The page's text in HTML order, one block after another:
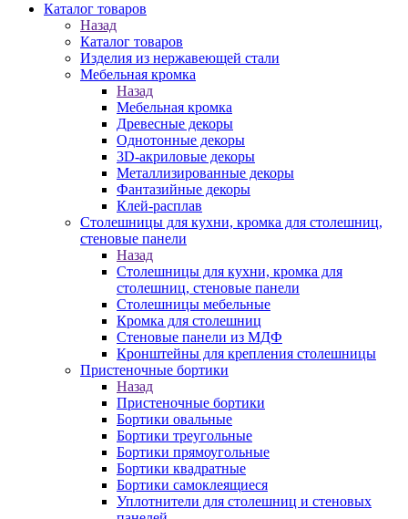
Каталог товаров
Назад
Каталог товаров
Изделия из нержавеющей стали
Мебельная кромка
Назад
Мебельная кромка
Древесные декоры
Однотонные декоры
3D-акриловые декоры
Металлизированные декоры
Фантазийные декоры
Клей-расплав
Столешницы для кухни, кромка для столешниц,
стеновые панели
Назад
Столешницы для кухни, кромка для
столешниц, стеновые панели
Столешницы мебельные
Кромка для столешниц
Стеновые панели из МДФ
Кронштейны для крепления столешницы
Пристеночные бортики
Назад
Пристеночные бортики
Бортики овальные
Бортики треугольные
Бортики прямоугольные
Бортики квадратные
Бортики самоклеящиеся
Уплотнители для столешниц и стеновых